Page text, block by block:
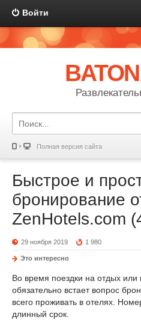
Войти
Полная версия сайта
Быстрое и
бронирование
ZenHotels.com
29 ноября 2019 1 980
Это интересно
Во время поездки на отдых или
обязательно встает вопрос
всего проживать в отелях.
длинный срок.